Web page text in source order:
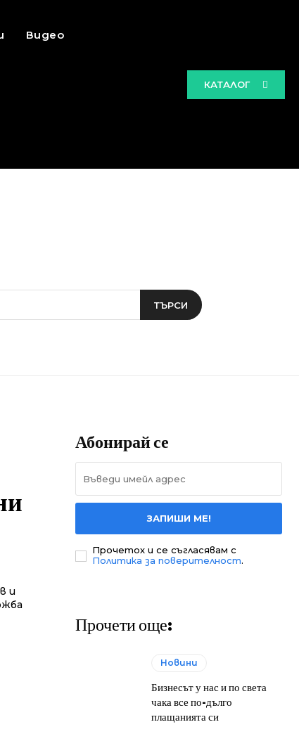
Видео
КАТАЛОГ
ТЪРСИ
и
Абонирай се
ЗАПИШИ МЕ!
Прочетох и се съгласявам с
Политика за поверителност.
Прочети още:
Новини
Бизнесът у нас и по света
чака все по-дълго
плащанията си